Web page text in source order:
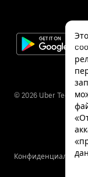
© 2026 Uber